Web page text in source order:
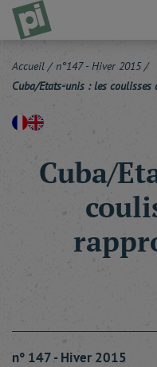
Accueil / n°147 - Hiver 2015/
Cuba/Etats-unis : les coulisses
Cuba/
n° 147 - Hiver 2015